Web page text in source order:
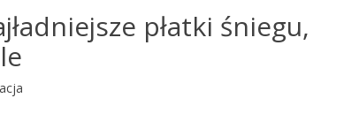
płatki śniegu,